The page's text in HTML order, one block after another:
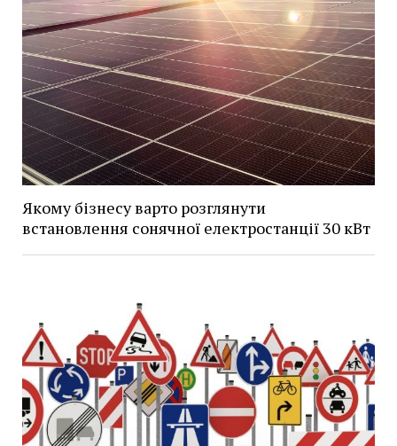
Якому бізнесу варто розглянути
встановлення сонячної електростанції 30 кВт